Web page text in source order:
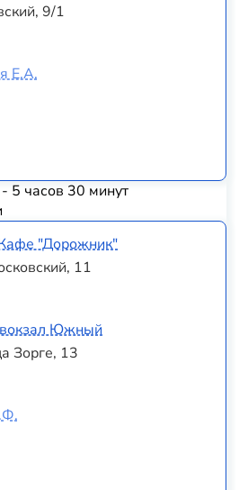
9/1
Е.А.
5 часов 30 минут
"Дорожник"
11
Южный
Зорге, 13